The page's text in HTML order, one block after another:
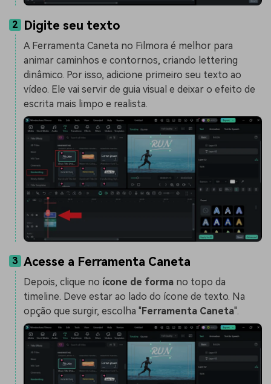
2 Digite seu texto
A Ferramenta Caneta no Filmora é melhor para
animar caminhos e contornos, criando lettering
dinâmico. Por isso, adicione primeiro seu texto ao
vídeo. Ele vai servir de guia visual e deixar o efeito de
escrita mais limpo e realista.
3 Acesse a Ferramenta Caneta
Depois, clique no ícone de forma no topo da
timeline. Deve estar ao lado do ícone de texto. Na
opção que surgir, escolha "Ferramenta Caneta".